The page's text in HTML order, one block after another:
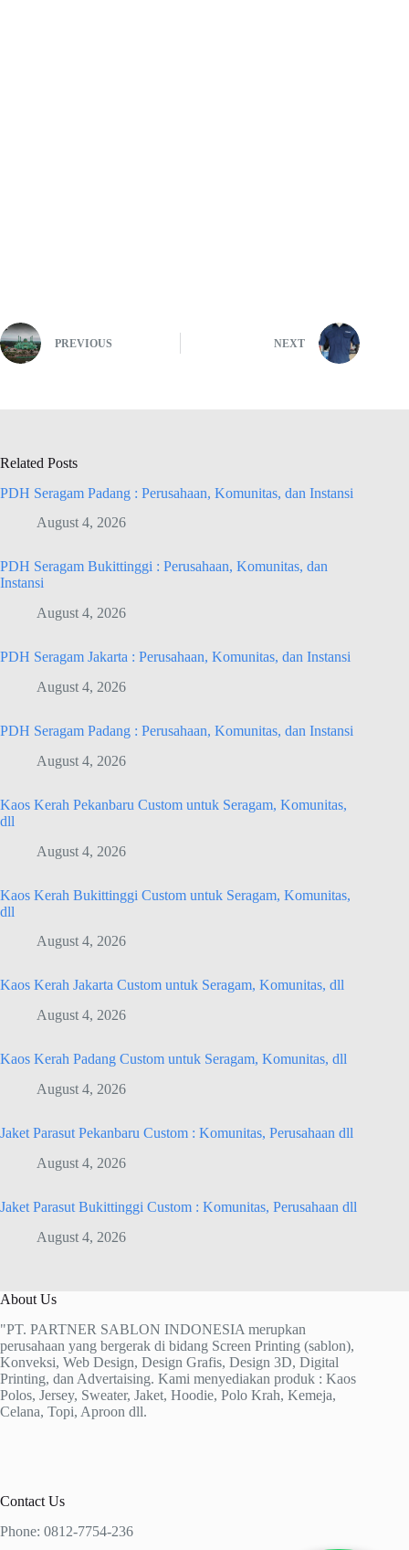
PREVIOUS NEXT
Related Posts
PDH Seragam Padang : Perusahaan, Komunitas, dan Instansi
August 4, 2026
PDH Seragam Bukittinggi : Perusahaan, Komunitas, dan
Instansi
August 4, 2026
PDH Seragam Jakarta : Perusahaan, Komunitas, dan Instansi
August 4, 2026
PDH Seragam Padang : Perusahaan, Komunitas, dan Instansi
August 4, 2026
Kaos Kerah Pekanbaru Custom untuk Seragam, Komunitas,
dll
August 4, 2026
Kaos Kerah Bukittinggi Custom untuk Seragam, Komunitas,
dll
August 4, 2026
Kaos Kerah Jakarta Custom untuk Seragam, Komunitas, dll
August 4, 2026
Kaos Kerah Padang Custom untuk Seragam, Komunitas, dll
August 4, 2026
Jaket Parasut Pekanbaru Custom : Komunitas, Perusahaan dll
August 4, 2026
Jaket Parasut Bukittinggi Custom : Komunitas, Perusahaan dll
August 4, 2026
About Us
"PT. PARTNER SABLON INDONESIA merupkan
perusahaan yang bergerak di bidang Screen Printing (sablon),
Konveksi, Web Design, Design Grafis, Design 3D, Digital
Printing, dan Advertaising. Kami menyediakan produk : Kaos
Polos, Jersey, Sweater, Jaket, Hoodie, Polo Krah, Kemeja,
Celana, Topi, Aproon dll.
Contact Us
Phone: 0812-7754-236